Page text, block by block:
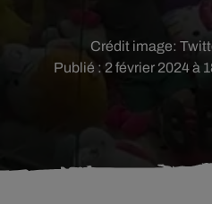
Publié : 2 février 2024 à
Crédit image: